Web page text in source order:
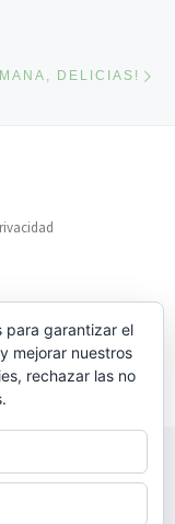
DELICIAS!
Santos
para garantizar el
mejorar nuestros
rechazar las no